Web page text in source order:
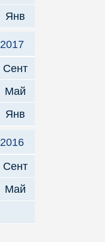
Янв
2017
Сент
Май
Янв
2016
Сент
Май